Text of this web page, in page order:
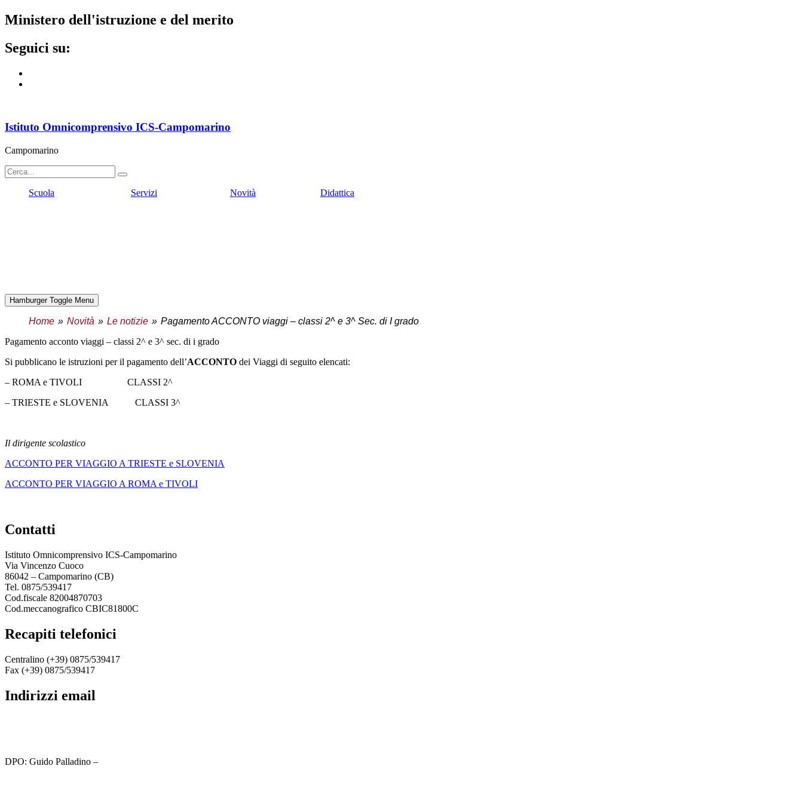
ministero dell'istruzione e del merito
seguici su:
Istituto Omnicomprensivo ICS-Campomarino
Campomarino
Scuola Servizi Novità Didattica
Hamburger Toggle Menu
Home Novità Le notizie
Pagamento ACCONTO viaggi – classi 2^ e 3^ Sec. di I grado
pagamento acconto viaggi – classi 2^ e 3^ sec. di i grado
Si pubblicano le istruzioni per il pagamento dell’ACCONTO dei Viaggi di seguito elencati:
– ROMA e TIVOLI CLASSI 2^
– TRIESTE e SLOVENIA CLASSI 3^
il dirigente scolastico
ACCONTO PER VIAGGIO A TRIESTE e SLOVENIA
ACCONTO PER VIAGGIO A ROMA e TIVOLI
contatti
Istituto Omnicomprensivo ICS-Campomarino
Via Vincenzo Cuoco
86042 – Campomarino (CB)
Tel. 0875/539417
Cod.fiscale 82004870703
Cod.meccanografico CBIC81800C
recapiti telefonici
Centralino (+39) 0875/539417
Fax (+39) 0875/539417
indirizzi email
DPO: Guido Palladino –